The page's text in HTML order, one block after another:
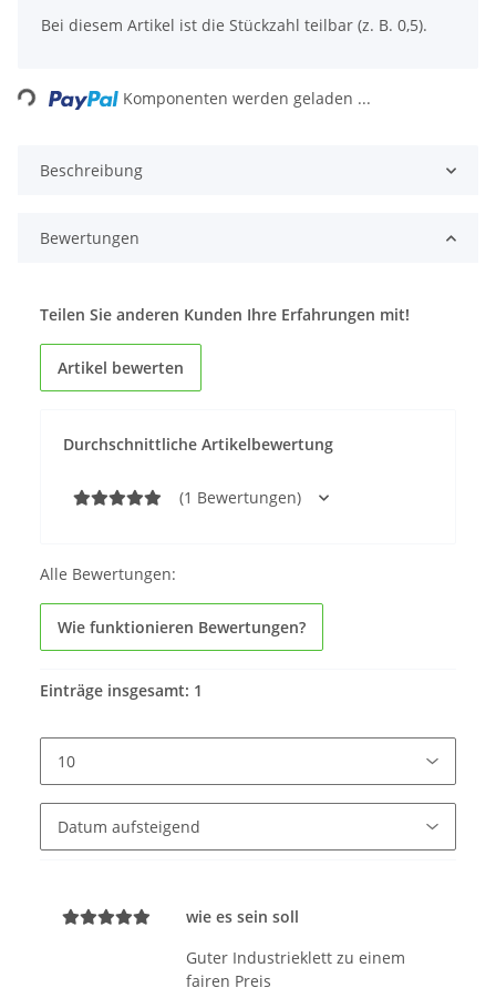
Bei diesem Artikel ist die Stückzahl teilbar (z. B. 0,5).
Komponenten werden geladen ...
Beschreibung
Bewertungen
Durchschnittliche Artikelbewertung
(1 Bewertungen)
Teilen Sie anderen Kunden Ihre Erfahrungen mit!
Artikel bewerten
Alle Bewertungen:
Wie funktionieren Bewertungen?
Einträge insgesamt: 1
wie es sein soll
Guter Industrieklett zu einem
fairen Preis